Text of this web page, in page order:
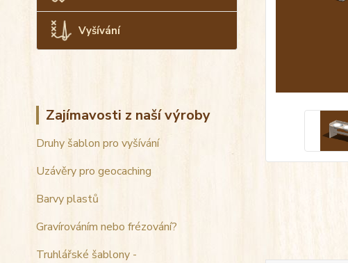
Vyšívání
Zajímavosti z naší výroby
Druhy šablon pro vyšívání
Uzávěry pro geocaching
Barvy plastů
Gravírováním nebo frézování?
Truhlářské šablony -